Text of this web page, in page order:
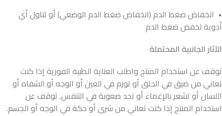
• انخفاض ضغط الدم (انخفاض ضغط الدم الوضعي) أو تناول أي
أدوية لخفض ضغط الدم
الآثار الجانبية المحتملة
توقف عن استخدام المنتج واطلب العناية الطبية الفورية إذا كنت
تعاني من ضيق في الحلق أو تورم في العين أو الوجه أو الشفاه أو
اللسان أو تشعر بالإغماء أو تجد صعوبة في التنفس. توقف عن
استخدام المنتج إذا كنت تعاني من شرى أو حكة في الوجه أو الجسم.